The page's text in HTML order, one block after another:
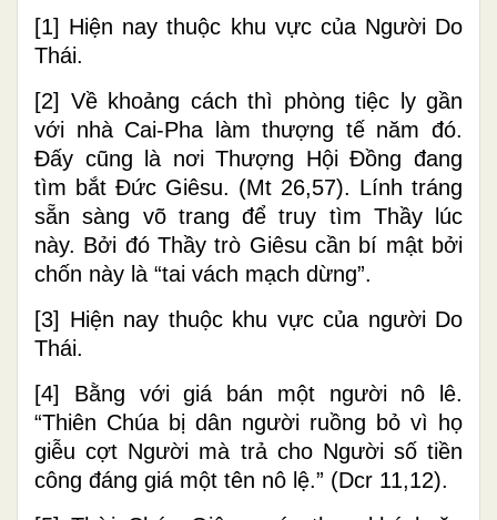
[1] Hiện nay thuộc khu vực của Người Do
Thái.
[2] Về khoảng cách thì phòng tiệc ly gần
với nhà Cai-Pha làm thượng tế năm đó.
Đấy cũng là nơi Thượng Hội Đồng đang
tìm bắt Đức Giêsu. (Mt 26,57). Lính tráng
sẵn sàng võ trang để truy tìm Thầy lúc
này. Bởi đó Thầy trò Giêsu cần bí mật bởi
chốn này là “tai vách mạch dừng”.
[3] Hiện nay thuộc khu vực của người Do
Thái.
[4]
Bằng với giá bán một người nô lê.
“Thiên Chúa bị dân người ruồng bỏ vì họ
giễu cợt Người mà trả cho Người số tiền
công đáng giá một tên nô lệ.” (Dcr 11,12).